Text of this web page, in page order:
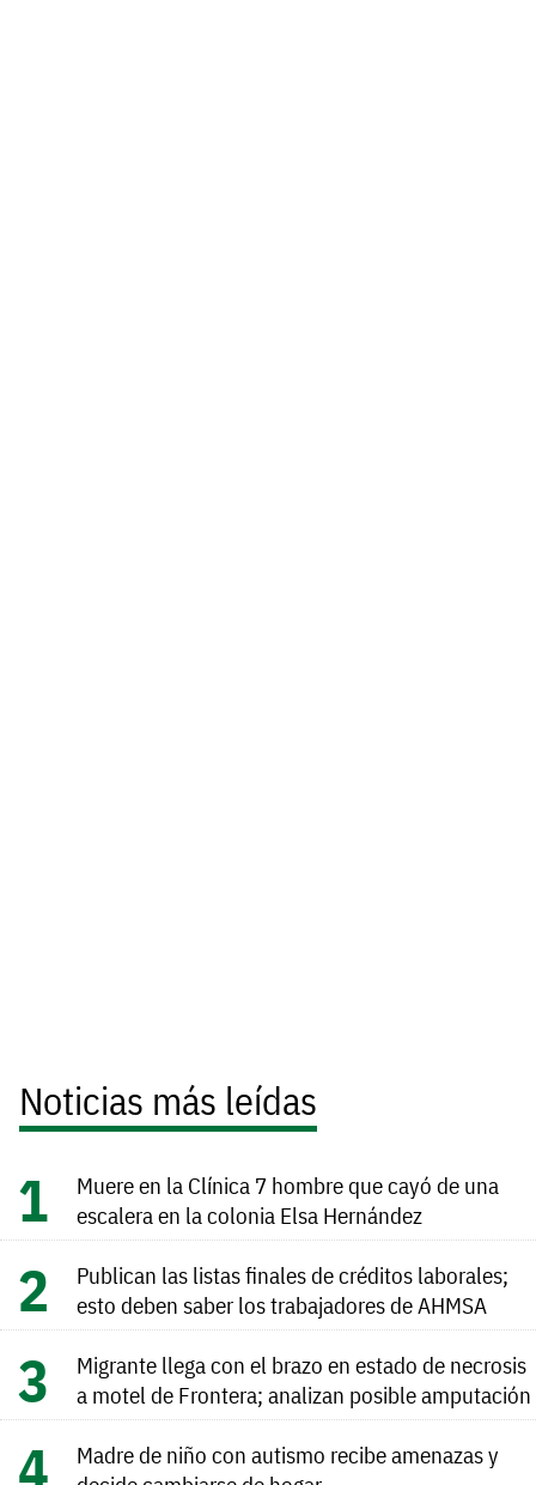
Noticias más leídas
Muere en la Clínica 7 hombre que cayó de una
escalera en la colonia Elsa Hernández
Publican las listas finales de créditos laborales;
esto deben saber los trabajadores de AHMSA
Migrante llega con el brazo en estado de necrosis
a motel de Frontera; analizan posible amputación
Madre de niño con autismo recibe amenazas y